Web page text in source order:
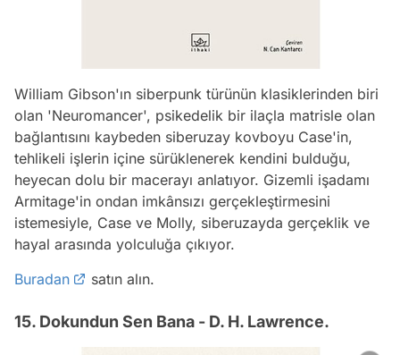
William Gibson'ın siberpunk türünün klasiklerinden biri
olan 'Neuromancer', psikedelik bir ilaçla matrisle olan
bağlantısını kaybeden siberuzay kovboyu Case'in,
tehlikeli işlerin içine sürüklenerek kendini bulduğu,
heyecan dolu bir macerayı anlatıyor. Gizemli işadamı
Armitage'in ondan imkânsızı gerçekleştirmesini
istemesiyle, Case ve Molly, siberuzayda gerçeklik ve
hayal arasında yolculuğa çıkıyor.
Buradan
satın alın.
15. Dokundun Sen Bana - D. H. Lawrence.